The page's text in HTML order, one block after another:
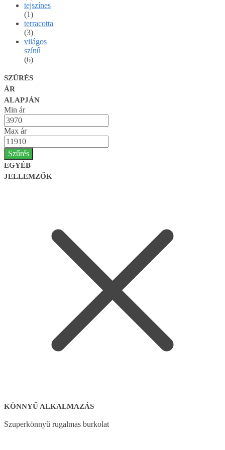
tejszínes
(1)
terracotta
(3)
világos
színű
(6)
SZŰRÉS
ÁR
ALAPJÁN
Min ár
Max ár
Szűrés
EGYÉB
JELLEMZŐK
KÖNNYŰ ALKALMAZÁS
Szuperkönnyű rugalmas burkolat